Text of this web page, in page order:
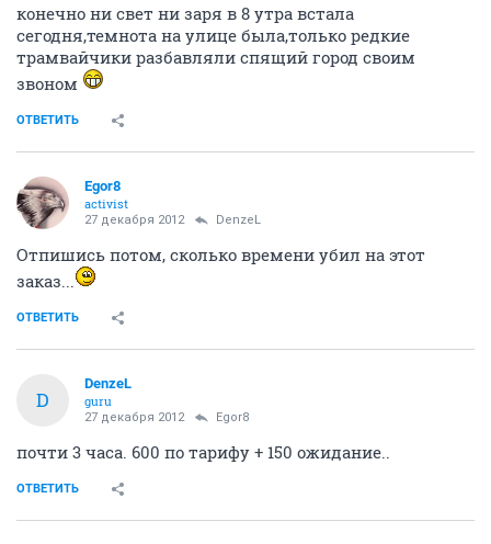
конечно ни свет ни заря в 8 утра встала
сегодня,темнота на улице была,только редкие
трамвайчики разбавляли спящий город своим
звоном
ОТВЕТИТЬ
Egor8
activist
27 декабря 2012 DenzeL
Отпишись потом, сколько времени убил на этот
заказ...
ОТВЕТИТЬ
D
DenzeL
guru
27 декабря 2012 Egor8
почти 3 часа. 600 по тарифу + 150 ожидание..
ОТВЕТИТЬ